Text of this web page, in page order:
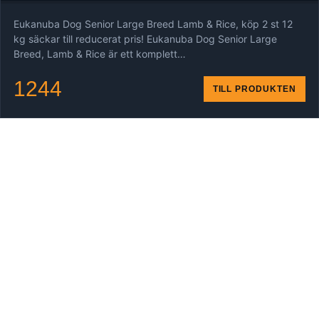
Eukanuba Dog Senior Large Breed Lamb & Rice, köp 2 st 12
kg säckar till reducerat pris! Eukanuba Dog Senior Large
Breed, Lamb & Rice är ett komplett…
1244 TILL PRODUKTEN